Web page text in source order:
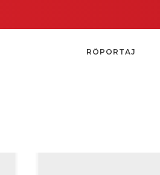
RÖPORTAJ